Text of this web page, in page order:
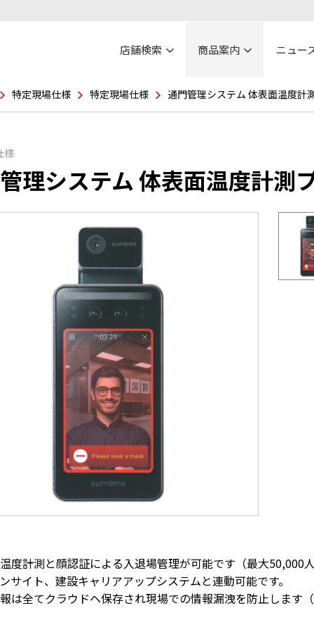
店舗検索 商品案内 ニュー
特定現場仕様 特定現場仕様 通門管理システム 体表面温度計
様
理システム 体表面温度計測
度計測と顔認証による入退場管理が可能です（最大50,000
サイト、建設キャリアアップシステムと連動可能です。
は全てクラウドヘ保存され現場での情報漏洩を防止します